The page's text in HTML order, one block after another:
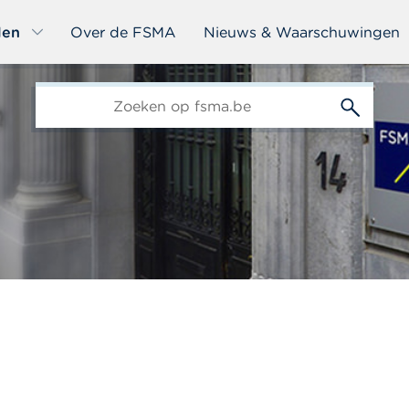
Over de FSMA Nieuws & Waarschuwingen